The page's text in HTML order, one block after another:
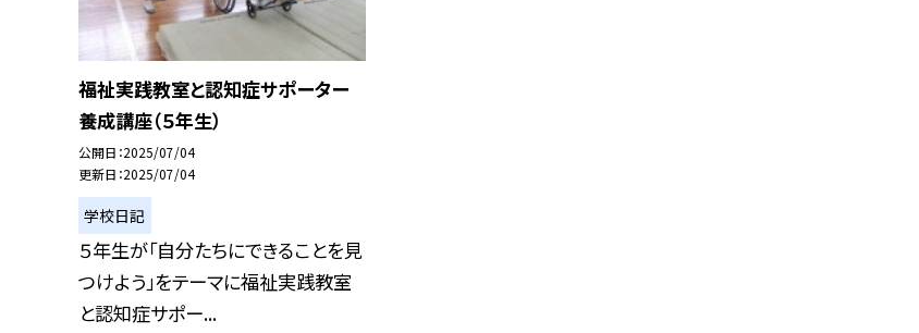
福祉実践教室と認知症サポーター
養成講座（５年生）
公開日 2025/07/04
更新日 2025/07/04
学校日記
５年生が「自分たちにできることを見
つけよう」をテーマに福祉実践教室
と認知症サポー...